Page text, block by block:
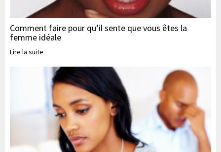
Comment faire pour qu’il sente que vous êtes la
femme idéale
Lire la suite